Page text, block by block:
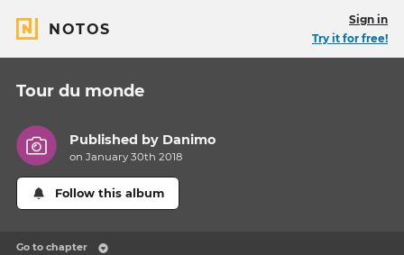
NOTOS
Sign in
Try it for free!
Tour du monde
Published by Danimo
on January 30th 2018
Follow this album
Go to chapter